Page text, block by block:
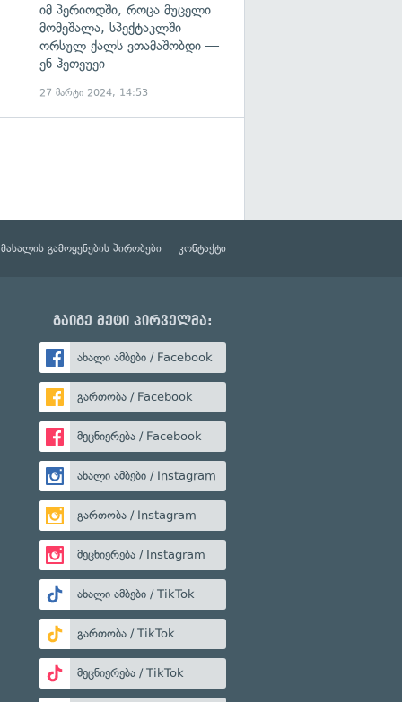
იმ პერიოდში, როცა მუცელი
მომეშალა, სპექტაკლში
ორსულ ქალს ვთამაშობდი —
ენ ჰეთეუეი
27 მარტი 2024, 14:53
მასალის გამოყენების პირობები კონტაქტი
გაიგე მეტი პირველმა:
ახალი ამბები / Facebook
გართობა / Facebook
მეცნიერება / Facebook
ახალი ამბები / Instagram
გართობა / Instagram
მეცნიერება / Instagram
ახალი ამბები / TikTok
გართობა / TikTok
მეცნიერება / TikTok